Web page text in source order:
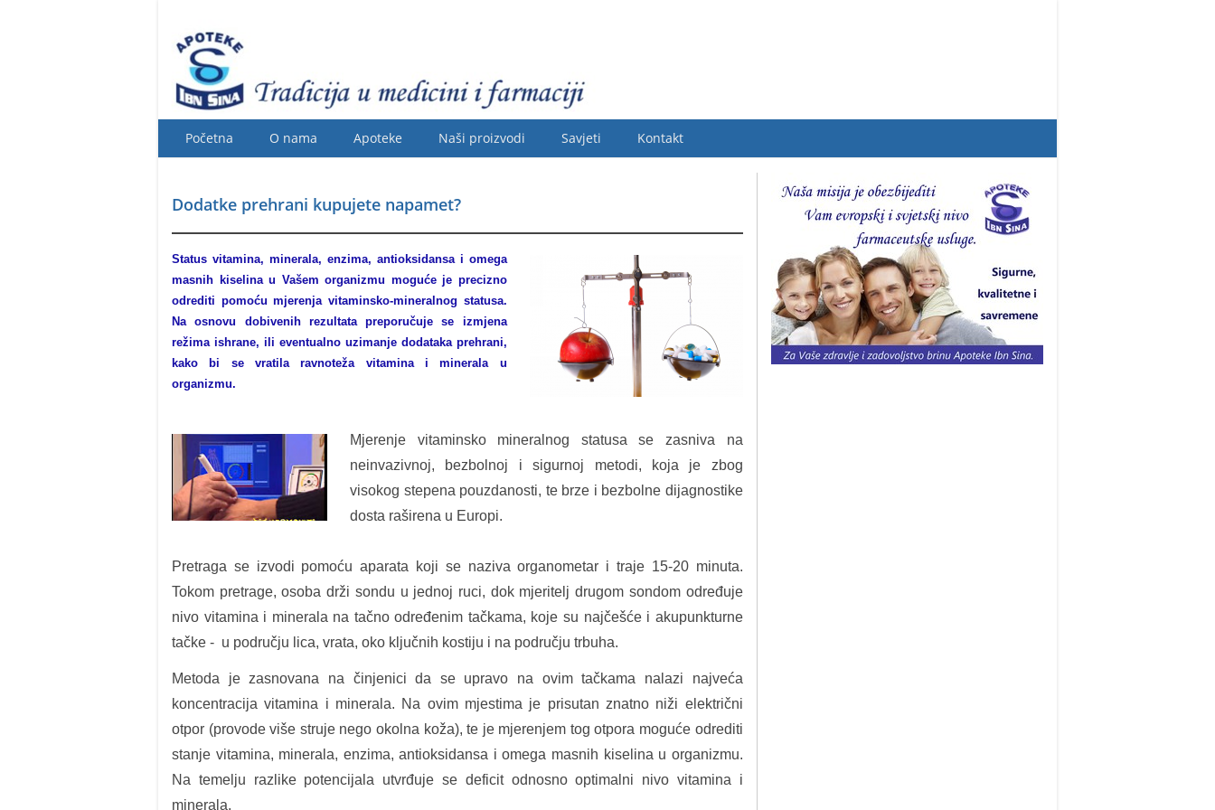
Početna O nama Apoteke Naši proizvodi Savjeti Kontakt
Dodatke prehrani kupujete napamet?
Status vitamina, minerala, enzima, antioksidansa i omega
masnih kiselina u Vašem organizmu moguće je precizno
odrediti pomoću mjerenja vitaminsko-mineralnog statusa.
Na osnovu dobivenih rezultata preporučuje se izmjena
režima ishrane, ili eventualno uzimanje dodataka prehrani,
kako bi se vratila ravnoteža vitamina i minerala u
organizmu.
Mjerenje vitaminsko mineralnog statusa se zasniva na
neinvazivnoj, bezbolnoj i sigurnoj metodi, koja je zbog
visokog stepena pouzdanosti, te brze i bezbolne dijagnostike
dosta raširena u Europi.
Pretraga se izvodi pomoću aparata koji se naziva organometar i traje 15-20 minuta.
Tokom pretrage, osoba drži sondu u jednoj ruci, dok mjeritelj drugom sondom određuje
nivo vitamina i minerala na tačno određenim tačkama, koje su najčešće i akupunkturne
tačke - u području lica, vrata, oko ključnih kostiju i na području trbuha.
Metoda je zasnovana na činjenici da se upravo na ovim tačkama nalazi najveća
koncentracija vitamina i minerala. Na ovim mjestima je prisutan znatno niži električni
otpor (provode više struje nego okolna koža), te je mjerenjem tog otpora moguće odrediti
stanje vitamina, minerala, enzima, antioksidansa i omega masnih kiselina u organizmu.
Na temelju razlike potencijala utvrđuje se deficit odnosno optimalni nivo vitamina i
minerala.